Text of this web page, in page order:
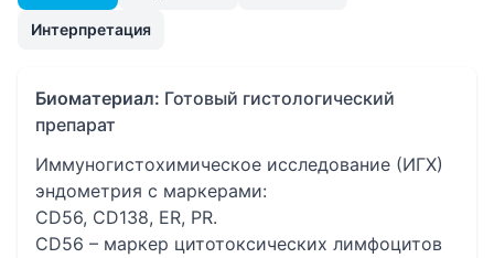
Интерпретация
Биоматериал: Готовый гистологический
препарат
Иммуногистохимическое исследование (ИГХ)
эндометрия с маркерами:
CD56, CD138, ER, PR.
CD56 – маркер цитотоксических лимфоцитов